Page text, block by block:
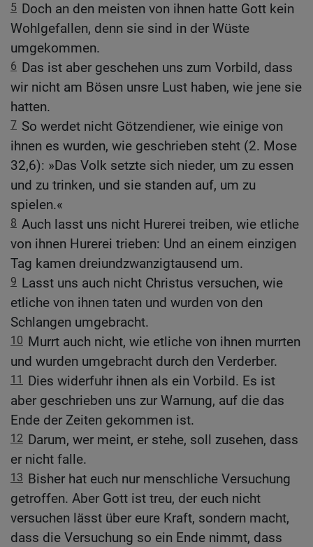
5 Doch an den meisten von ihnen hatte Gott kein
Wohlgefallen, denn sie sind in der Wüste
umgekommen.
6 Das ist aber geschehen uns zum Vorbild, dass
wir nicht am Bösen unsre Lust haben, wie jene sie
hatten.
7 So werdet nicht Götzendiener, wie einige von
ihnen es wurden, wie geschrieben steht (2. Mose
32,6): »Das Volk setzte sich nieder, um zu essen
und zu trinken, und sie standen auf, um zu
spielen.«
8 Auch lasst uns nicht Hurerei treiben, wie etliche
von ihnen Hurerei trieben: Und an einem einzigen
Tag kamen dreiundzwanzigtausend um.
9 Lasst uns auch nicht Christus versuchen, wie
etliche von ihnen taten und wurden von den
Schlangen umgebracht.
10 Murrt auch nicht, wie etliche von ihnen murrten
und wurden umgebracht durch den Verderber.
11
Dies widerfuhr ihnen als ein Vorbild. Es ist
aber geschrieben uns zur Warnung, auf die das
Ende der Zeiten gekommen ist.
12 Darum, wer meint, er stehe, soll zusehen, dass
er nicht falle.
13 Bisher hat euch nur menschliche Versuchung
getroffen. Aber Gott ist treu, der euch nicht
versuchen lässt über eure Kraft, sondern macht,
dass die Versuchung so ein Ende nimmt, dass